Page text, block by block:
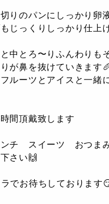
りのパンにしっかり卵
じっくりしっかり仕上
中とろ〜りふんわりも
が鼻を抜けていきます
ルーツとアイスと一緒
間頂戴致します
ンチ スイーツ おつま
さい🙌
でお待ちしております